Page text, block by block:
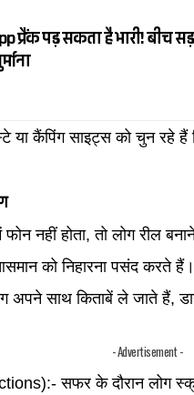
प्रैंक पड़ सकता है भारी! बीच
कैंपिंग साइट्स को चुन रहे हैं
नहीं होता, तो लोग रील
को निहारना पसंद करते हैं।
अपने साथ किताबें ले जाते हैं,
- Advertisement -
सफर के दौरान लोग